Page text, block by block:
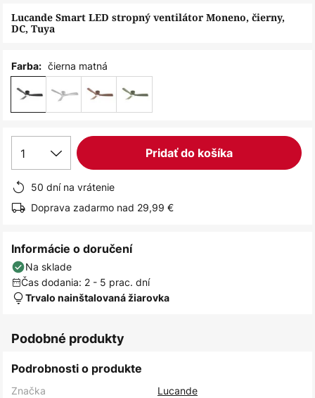
Lucande Smart LED stropný ventilátor Moneno, čierny,
DC, Tuya
Farba: čierna matná
1 Pridať do košíka
50 dní na vrátenie
Doprava zadarmo nad 29,99 €
Informácie o doručení
Na sklade
Čas dodania: 2 - 5 prac. dní
Trvalo nainštalovaná žiarovka
Podobné produkty
Podrobnosti o produkte
Značka
Lucande